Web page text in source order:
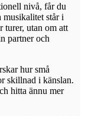
nivå, får du
musikalitet står i
turer, utan om att
partner och
hur små
skillnad i känslan.
hitta ännu mer